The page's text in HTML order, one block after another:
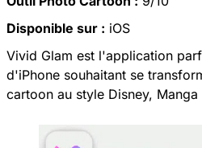
Disponible sur : iOS
Vivid Glam est l'application
d'iPhone souhaitant se
cartoon au style Disney,